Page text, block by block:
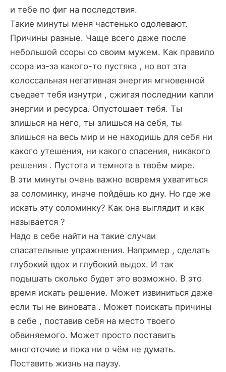
и тебе по фиг на последствия.
Такие минуты меня частенько одолевают.
Причины разные. Чаще всего даже после
небольшой ссоры со своим мужем. Как правило
ссора из-за какого-то пустяка , но вот эта
колоссальная негативная энергия мгновенной
съедает тебя изнутри , сжигая последнии капли
энергии и ресурса. Опустошает тебя. Ты
злишься на него, ты злишься на себя, ты
злишься на весь мир и не находишь для себя ни
какого утешения, ни какого спасения, никакого
решения . Пустота и темнота в твоём мире.
В эти минуты очень важно вовремя ухватиться
за соломинку, иначе пойдёшь ко дну. Но где же
искать эту соломинку? Как она выглядит и как
называется ?
Надо в себе найти на такие случаи
спасательные упражнения. Например , сделать
глубокий вдох и глубокий выдох. И так
подышать сколько будет это возможно. В это
время искать решение. Может извиниться даже
если ты не виновата . Может поискать причины
в себе , поставив себя на место твоего
обвиняемого. Может просто поставить
многоточие и пока ни о чём не думать.
Поставить жизнь на паузу.